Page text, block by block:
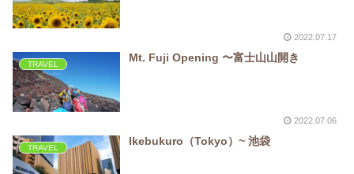
2022.07.17
TRAVEL
Mt. Fuji Opening 〜富士山山開き
2022.07.06
TRAVEL
Ikebukuro（Tokyo）~ 池袋